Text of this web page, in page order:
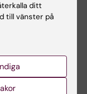
bakom
som
utmaningar
hiv
(AIDS 2026)
i Rio de…
ditt
till vänster på